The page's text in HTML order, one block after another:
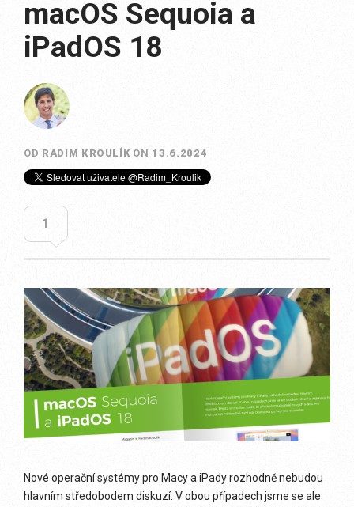
macOS Sequoia a
iPadOS 18
OD RADIM KROULÍK ON 13.6.2024
1
Nové operační systémy pro Macy a iPady rozhodně nebudou
hlavním středobodem diskuzí. V obou případech jsme se ale